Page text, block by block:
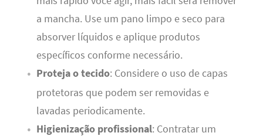
a mancha. Use um pano limpo e seco para
absorver líquidos e aplique produtos
específicos conforme necessário.
Proteja o tecido: Considere o uso de capas
protetoras que podem ser removidas e
lavadas periodicamente.
Higienização profissional: Contratar um